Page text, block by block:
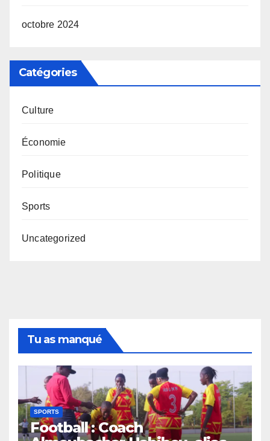
octobre 2024
Catégories
Culture
Économie
Politique
Sports
Uncategorized
Tu as manqué
SPORTS
Football : Coach